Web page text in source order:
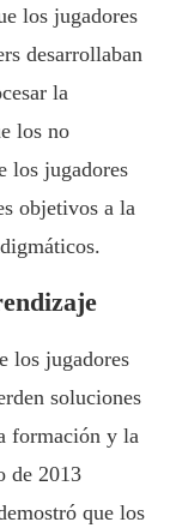
los jugadores
desarrollaban
la
los no
los jugadores
objetivos a la
los jugadores
soluciones
formación y la
de 2013
que los